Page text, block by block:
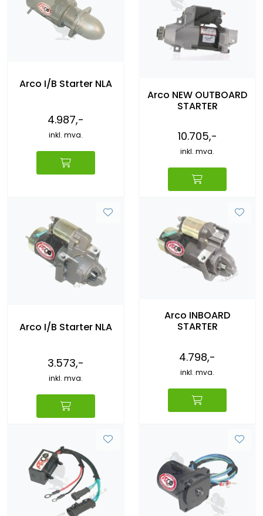
Arco I/B Starter NLA
4.987,-
inkl. mva.
Arco NEW OUTBOARD
STARTER
10.705,-
inkl. mva.
Arco I/B Starter NLA
3.573,-
inkl. mva.
Arco INBOARD
STARTER
4.798,-
inkl. mva.